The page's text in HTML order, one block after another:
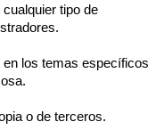
tipo de
los temas específicos
o de terceros.